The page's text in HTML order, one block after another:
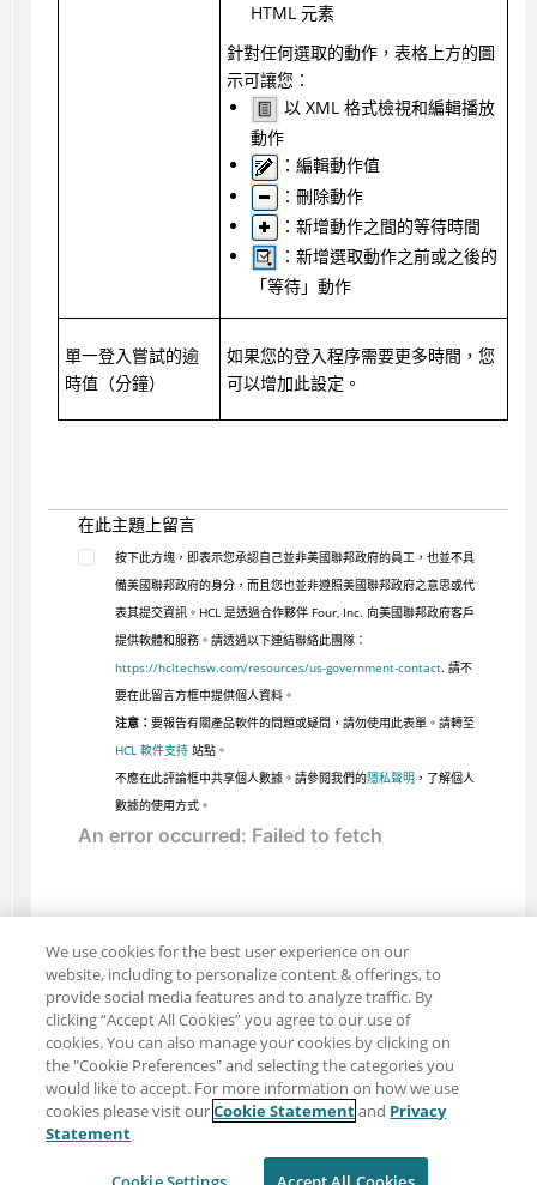
HTML 元素
針對任何選取的動作，表格上方的圖
示可讓您：
以 XML 格式檢視和編輯播放
動作
：編輯動作值
：刪除動作
：新增動作之間的等待時間
：新增選取動作之前或之後的
「等待」動作
單一登入嘗試的逾
時值（分鐘）
如果您的登入程序需要更多時間，您
可以增加此設定。
在此主題上留言
按下此方塊，即表示您承認自己並非美國聯邦政府的員工，也並不具
備美國聯邦政府的身分，而且您也並非遵照美國聯邦政府之意思或代
表其提交資訊。HCL 是透過合作夥伴 Four, Inc. 向美國聯邦政府客戶
提供軟體和服務。請透過以下連結聯絡此團隊：
https://hcltechsw.com/resources/us-government-contact. 請不
要在此留言方框中提供個人資料。
注意： 要報告有關產品軟件的問題或疑問，請勿使用此表單。請轉至
HCL 軟件支持站點。
不應在此評論框中共享個人數據。請參閱我們的隱私聲明 ，了解個人
數據的使用方式。
分享：電子郵件
推特
使用條款
We use cookies for the best user experience on our
website, including to personalize content & offerings, to
provide social media features and to analyze traffic. By
clicking “Accept All Cookies” you agree to our use of
cookies. You can also manage your cookies by clicking on
the "Cookie Preferences" and selecting the categories you
would like to accept. For more information on how we use
cookies please visit ourCookie Statementand Privacy
Statement